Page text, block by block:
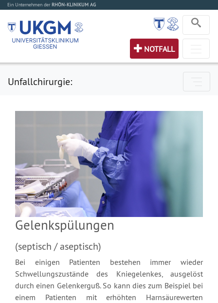
Ein Unternehmen der RHÖN-KLINIKUM AG
NOTFALL
Unfallchirurgie:
Gelenkspülungen
(septisch / aseptisch)
Bei einigen Patienten bestehen immer wieder
Schwellungszustände des Kniegelenkes, ausgelöst
durch einen Gelenkerguß. So kann dies zum Beispiel bei
einem Patienten mit erhöhten Harnsäurewerten